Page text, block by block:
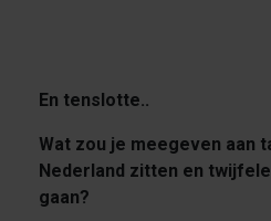
En tenslotte..
Wat zou je meegeven aan
Nederland zitten en
gaan?